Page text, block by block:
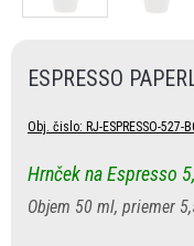
ESPRESSO
Obj. čislo: RJ-ESPRESSO-527-
Hrnček na Espresso
Objem 50 ml, priemer